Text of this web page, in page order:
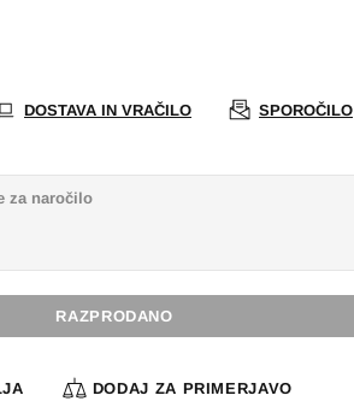
DOSTAVA IN VRAČILO SPOROČILO
RAZPRODANO
DODAJ ZA PRIMERJAVO